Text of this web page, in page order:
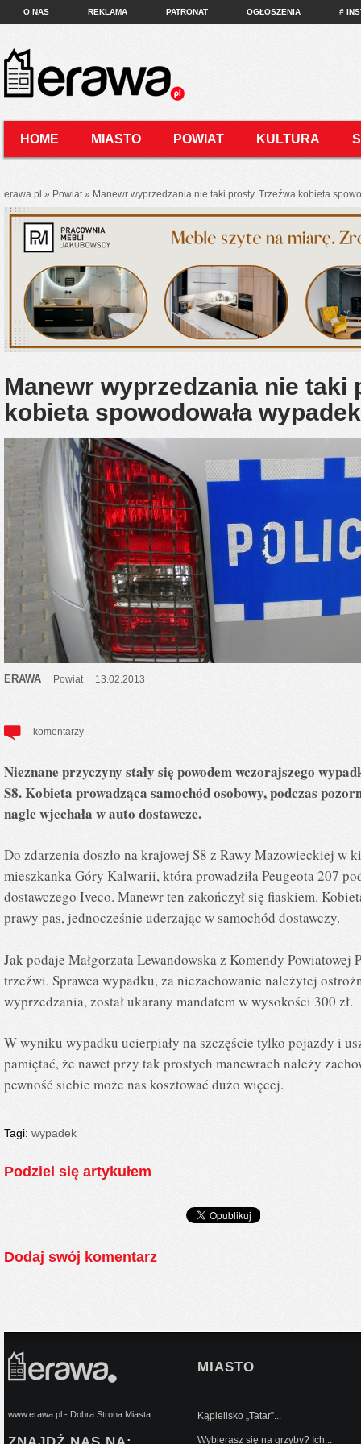
O NAS REKLAMA PATRONAT OGŁOSZENIA #
HOME MIASTO POWIAT KULTURA
erawa.pl » Powiat » Manewr wyprzedzania nie taki prosty. Trzeźwa kobieta
Manewr wyprzedzania nie taki
kobieta spowodowała
ERAWA Powiat 13.02.2013
komentarzy
Nieznane przyczyny stały się powodem wczorajszego
S8. Kobieta prowadząca samochód osobowy, podczas
nagle wjechała w auto dostawcze.
Do zdarzenia doszło na krajowej S8 z Rawy Mazowieckiej w
mieszkanka Góry Kalwarii, która prowadziła Peugeota 207
dostawczego Iveco. Manewr ten zakończył się fiaskiem.
prawy pas, jednocześnie uderzając w samochód dostawczy.
Jak podaje Małgorzata Lewandowska z Komendy
trzeźwi. Sprawca wypadku, za niezachowanie należytej
wyprzedzania, został ukarany mandatem w wysokości 300 zł.
W wyniku wypadku ucierpiały na szczęście tylko pojazdy i
pamiętać, że nawet przy tak prostych manewrach należy
pewność siebie może nas kosztować dużo więcej.
Tagi: wypadek
Podziel się artykułem
Dodaj swój komentarz
www.erawa.pl - Dobra Strona Miasta
MIASTO
Kąpielisko „Tatar”...
Wybierasz się na grzyby? Ich...